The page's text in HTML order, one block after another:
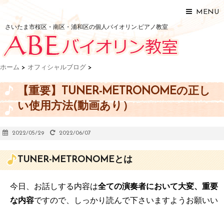
MENU
さいたま市桜区・南区・浦和区の個人バイオリン.ピアノ教室
ホーム > オフィシャルブログ >
【重要】TUNER-METRONOMEの正し
い使用方法(動画あり）
2022/05/29 2022/06/07
TUNER-METRONOMEとは
今日、お話しする内容は全ての演奏者において大変、重要
な内容ですので、しっかり読んで下さいますようお願いい